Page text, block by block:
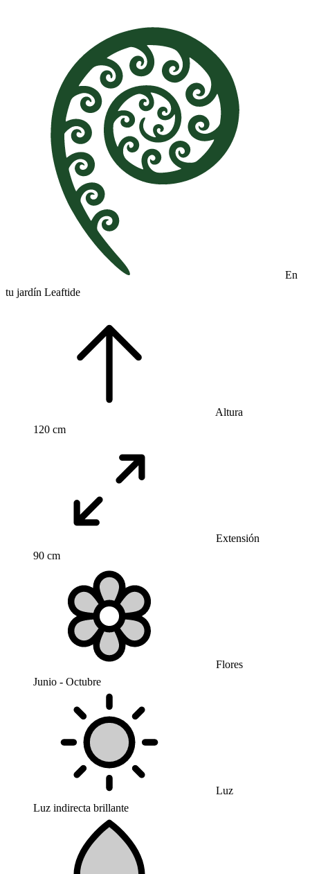
En
tu jardín Leaftide
Altura
120 cm
Extensión
90 cm
Flores
Junio - Octubre
Luz
Luz indirecta brillante